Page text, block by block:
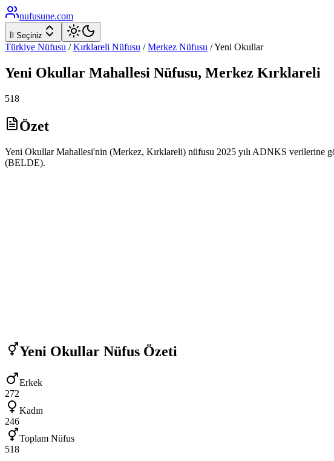
nufusune.com
İl Seçiniz
Türkiye Nüfusu / Kırklareli Nüfusu / Merkez Nüfusu /Yeni Okullar
Yeni Okullar Mahallesi Nüfusu, Merkez Kırklareli
518
Özet
Yeni Okullar Mahallesi'nin (Merkez, Kırklareli) nüfusu 2025 yılı ADNKS verilerine
(BELDE).
Yeni Okullar Nüfus Özeti
Erkek
272
Kadın
246
Toplam Nüfus
518